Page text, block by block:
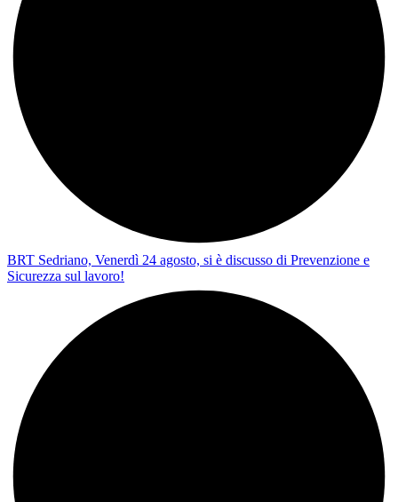
BRT Sedriano, Venerdì 24 agosto, si è discusso di Prevenzione e
Sicurezza sul lavoro!